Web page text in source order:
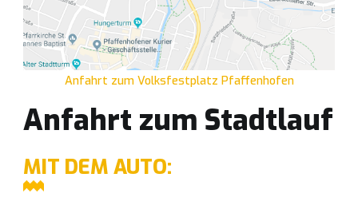
Anfahrt zum Volksfestplatz Pfaffenhofen
Anfahrt zum Stadtlauf
MIT DEM AUTO: